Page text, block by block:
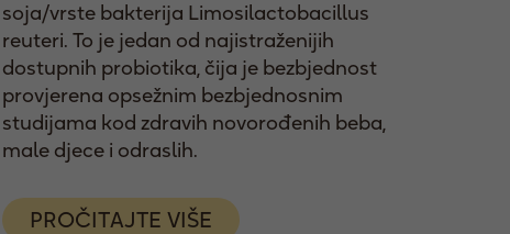
soja/vrste bakterija Limosilactobacillus
reuteri. To je jedan od najistraženijih
dostupnih probiotika, čija je bezbjednost
provjerena opsežnim bezbjednosnim
studijama kod zdravih novorođenih beba,
male djece i odraslih.
PROČITAJTE VIŠE